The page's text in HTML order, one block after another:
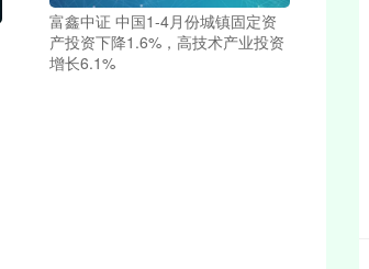
富鑫中证 中国1-4月份城镇固定资
产投资下降1.6%，高技术产业投资
增长6.1%